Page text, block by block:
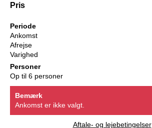
Pris
Periode
Ankomst
Afrejse
Varighed
Personer
Op til 6 personer
Bemærk
Ankomst er ikke valgt.
Aftale- og lejebetingelser